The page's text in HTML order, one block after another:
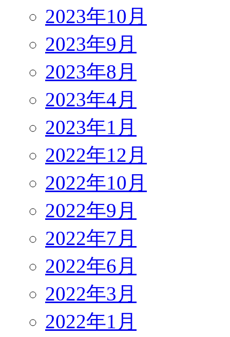
2023年10月
2023年9月
2023年8月
2023年4月
2023年1月
2022年12月
2022年10月
2022年9月
2022年7月
2022年6月
2022年3月
2022年1月